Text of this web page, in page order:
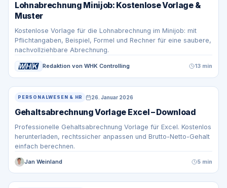
Lohnabrechnung Minijob: Kostenlose Vorlage &
Muster
Kostenlose Vorlage für die Lohnabrechnung im Minijob: mit
Pflichtangaben, Beispiel, Formel und Rechner für eine saubere,
nachvollziehbare Abrechnung.
Redaktion von WHK Controlling 13 min
PERSONALWESEN & HR 26. Januar 2026
Gehaltsabrechnung Vorlage Excel – Download
Professionelle Gehaltsabrechnung Vorlage für Excel. Kostenlos
herunterladen, rechtssicher anpassen und Brutto-Netto-Gehalt
einfach berechnen.
Jan Weinland 5 min